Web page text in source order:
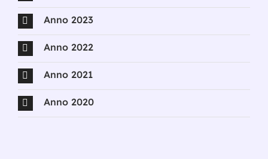
Anno 2023
Anno 2022
Anno 2021
Anno 2020